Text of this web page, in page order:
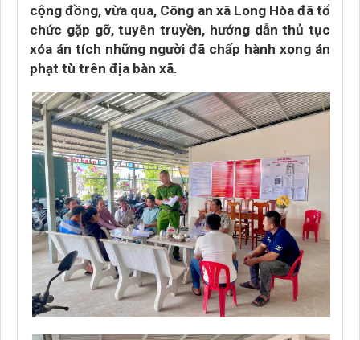
cộng đồng, vừa qua, Công an xã Long Hòa đã tổ
chức gặp gỡ, tuyên truyền, hướng dẫn thủ tục
xóa án tích những người đã chấp hành xong án
phạt tù trên địa bàn xã.